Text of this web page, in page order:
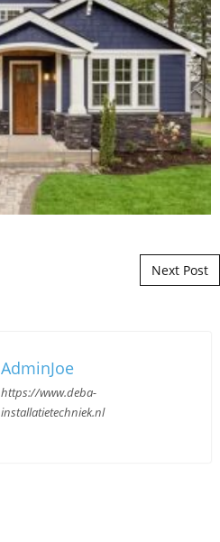
Next Post
AdminJoe
https://www.deba-
installatietechniek.nl